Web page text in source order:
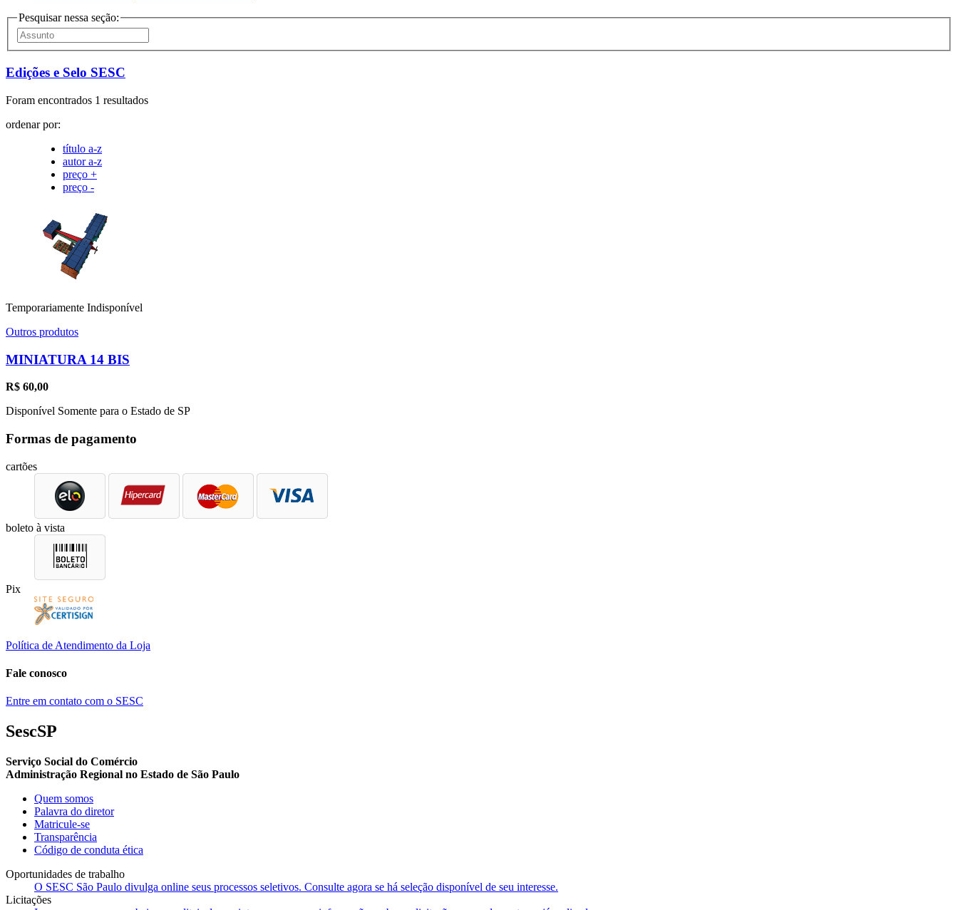
Pesquisar nessa seção:
Edições e Selo SESC
Foram encontrados 1 resultados
ordenar por:
título a-z
autor a-z
preço +
preço -
Temporariamente Indisponível
Outros produtos
MINIATURA 14 BIS
R$ 60,00
Disponível Somente para o Estado de SP
Formas de pagamento
cartões
boleto à vista
Pix
Política de Atendimento da Loja
Fale conosco
Entre em contato com o SESC
SescSP
Serviço Social do Comércio
Administração Regional no Estado de São Paulo
Quem somos
Palavra do diretor
Matricule-se
Transparência
Código de conduta ética
Oportunidades de trabalho
O SESC São Paulo divulga online seus processos seletivos. Consulte agora se há seleção disponível de seu interesse.
Licitações